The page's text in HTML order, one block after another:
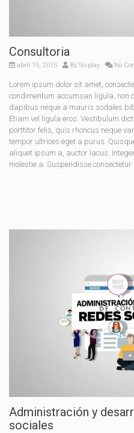
Consultoria
abril 15, 2015 By Sisplay No
Lorem ipsum dolor sit amet,
condimentum accumsan ligula, non
dapibus neque a mauris sodales
Etiam vel ligula eros. Vestibulum
porttitor felis, quis rhoncus neque
tempor ultrices eget a purus.
aliquet ipsum a, auctor lacus.
molestie a. Suspendisse
Administración y
sociales